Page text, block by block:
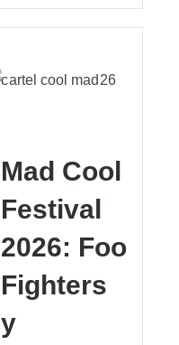
Mad Cool
Festival
2026: Foo
Fighters
y